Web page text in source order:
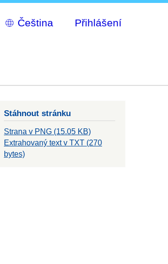
Select
your
Přihlášení
Stáhnout stránku
Strana v PNG (15.05 KB)
Extrahovaný text v TXT (270
bytes)